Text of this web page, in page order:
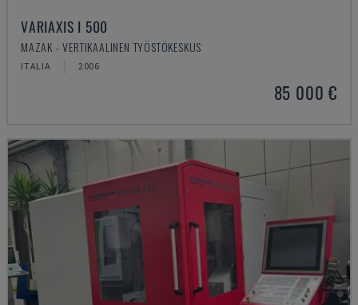
VARIAXIS I 500
MAZAK - VERTIKAALINEN TYÖSTÖKESKUS
ITALIA 2006
85 000 €